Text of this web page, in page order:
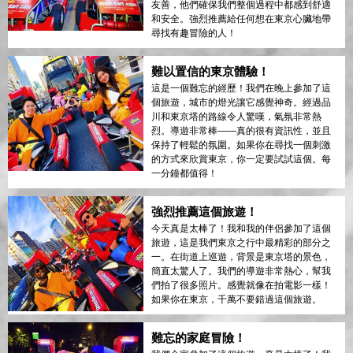
友善，他們確保我們整個過程中都感到舒適
和安全。強烈推薦給任何想在東京心臟地帶
尋找有趣冒險的人！
難以置信的東京體驗！
這是一個難忘的經歷！我們在晚上參加了這
個旅遊，城市的燈光讓它感覺神奇。經過品
川和東京塔的路線令人驚嘆，氣氛非常熱
烈。導遊非常棒——真的很有資訊性，並且
保持了輕鬆的氛圍。如果你在尋找一個刺激
的方式來欣賞東京，你一定要試試這個。每
一分鐘都值得！
強烈推薦這個旅遊！
今天真是太棒了！我和我的伴侶參加了這個
旅遊，這是我們東京之行中最精彩的部分之
一。在街道上巡遊，背景是東京塔的景色，
簡直太驚人了。我們的導遊非常熱心，幫我
們拍了很多照片。感覺就像在拍電影一樣！
如果你在東京，千萬不要錯過這個旅遊。
難忘的家庭冒險！